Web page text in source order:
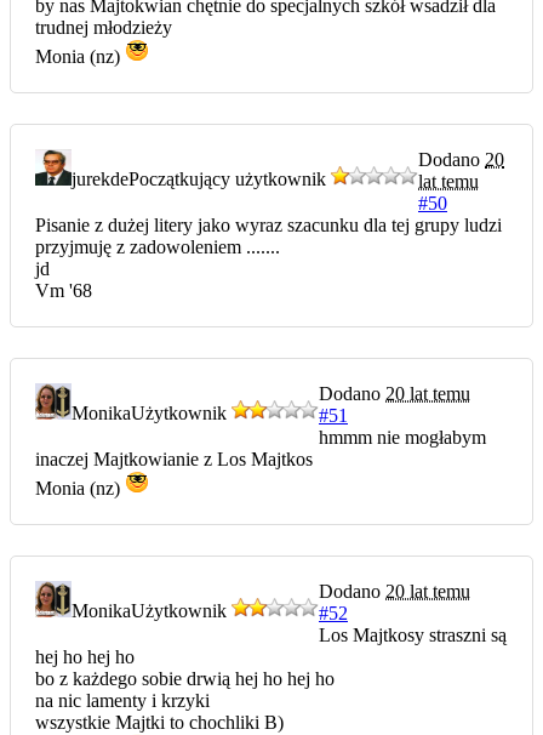
by nas Majtokwian chętnie do specjalnych szkół wsadził dla
trudnej młodzieży
Monia (nz)
jurekdePoczątkujący użytkownik
Dodano 20
lat temu
#50
Pisanie z dużej litery jako wyraz szacunku dla tej grupy ludzi
przyjmuję z zadowoleniem .......
jd
Vm '68
MonikaUżytkownik
Dodano 20 lat temu
#51
hmmm nie mogłabym
inaczej Majtkowianie z Los Majtkos
Monia (nz)
MonikaUżytkownik
Dodano 20 lat temu
#52
Los Majtkosy straszni są
hej ho hej ho
bo z każdego sobie drwią hej ho hej ho
na nic lamenty i krzyki
wszystkie Majtki to chochliki B)